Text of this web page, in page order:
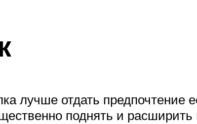
лучше отдать
поднять и расширить